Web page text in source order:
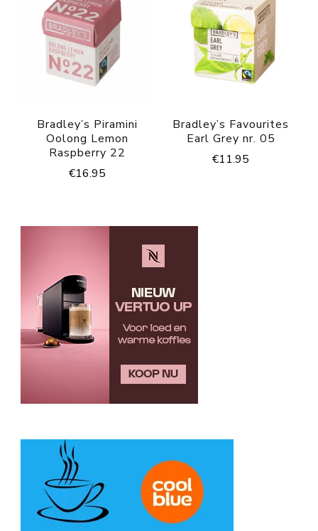
Bradley’s Piramini
Oolong Lemon
Raspberry 22
€16.95
Bradley’s Favourites
Earl Grey nr. 05
€11.95